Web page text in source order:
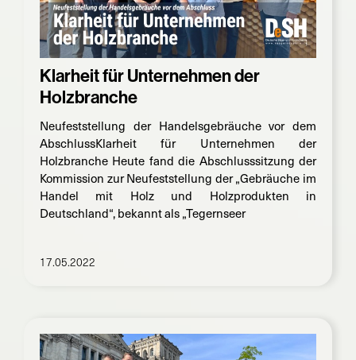
Klarheit für Unternehmen der
Holzbranche
Neufeststellung der Handelsgebräuche vor dem
AbschlussKlarheit für Unternehmen der
Holzbranche Heute fand die Abschlusssitzung der
Kommission zur Neufeststellung der „Gebräuche im
Handel mit Holz und Holzprodukten in
Deutschland“, bekannt als „Tegernseer
17.05.2022